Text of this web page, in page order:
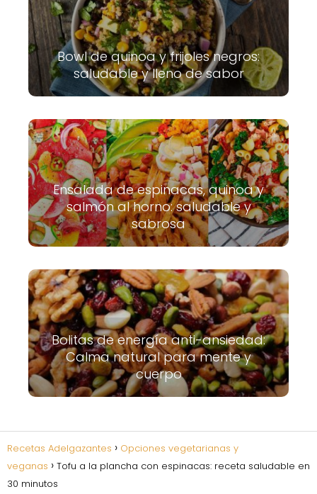
Bowl de quinoa y frijoles negros:
saludable y lleno de sabor
Ensalada de espinacas, quinoa y
salmón al horno: saludable y
sabrosa
Bolitas de energía anti-ansiedad:
Calma natural para mente y
cuerpo
Recetas Adelgazantes
Opciones vegetarianas y
veganas
Tofu a la plancha con espinacas: receta saludable en
30 minutos